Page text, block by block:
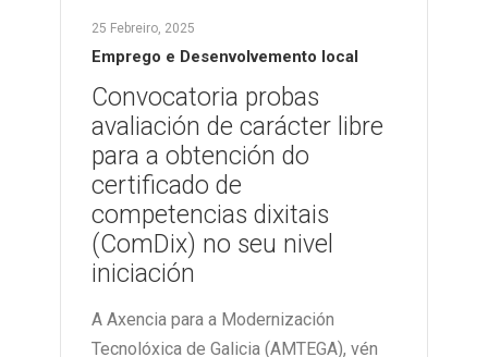
25 Febreiro, 2025
Emprego e Desenvolvemento local
Convocatoria probas
avaliación de carácter libre
para a obtención do
certificado de
competencias dixitais
(ComDix) no seu nivel
iniciación
A Axencia para a Modernización
Tecnolóxica de Galicia (AMTEGA), vén